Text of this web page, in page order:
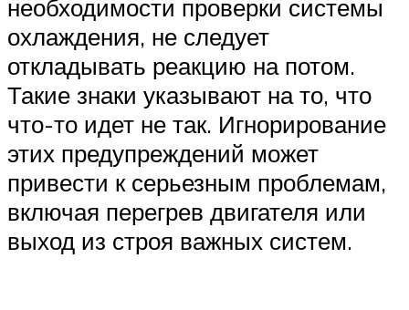
необходимости проверки системы
охлаждения, не следует
откладывать реакцию на потом.
Такие знаки указывают на то, что
что-то идет не так. Игнорирование
этих предупреждений может
привести к серьезным проблемам,
включая перегрев двигателя или
выход из строя важных систем.